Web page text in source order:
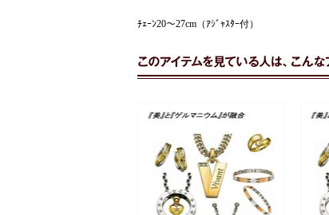
ﾁｪｰﾝ20〜27cm（ｱｼﾞｬｽﾀｰ付）